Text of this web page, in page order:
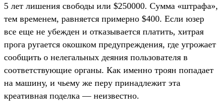
5 лет лишения свободы или $250000. Сумма «штрафа»,
тем временем, равняется примерно $400. Если юзер
все еще не убежден и отказывается платить, хитрая
прога ругается окошком предупреждения, где угрожает
сообщить о нелегальных деяния пользователя в
соответствующие органы. Как именно троян попадает
на машину, и чьему же перу принадлежит эта
креативная поделка — неизвестно.